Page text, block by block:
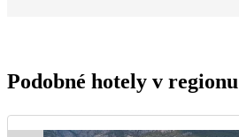
Podobné hotely v regionu